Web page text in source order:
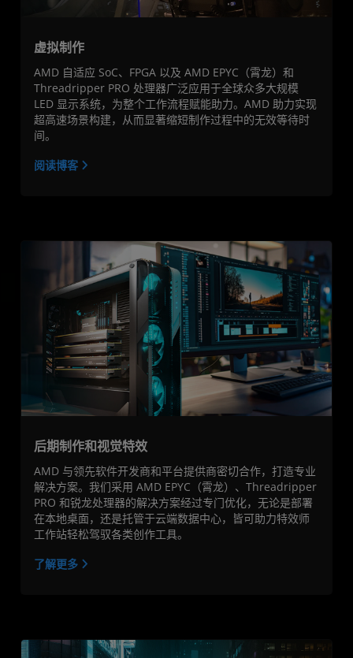
虚拟制作
AMD 自适应 SoC、FPGA 以及 AMD EPYC（霄龙）和
Threadripper PRO 处理器广泛应用于全球众多大规模
LED 显示系统，为整个工作流程赋能助力。AMD 助力实现
超高速场景构建，从而显著缩短制作过程中的无效等待时
间。
阅读博客
后期制作和视觉特效
AMD 与领先软件开发商和平台提供商密切合作，打造专业
解决方案。我们采用 AMD EPYC（霄龙）、Threadripper
PRO 和锐龙处理器的解决方案经过专门优化，无论是部署
在本地桌面，还是托管于云端数据中心，皆可助力特效师
工作站轻松驾驭各类创作工具。
了解更多